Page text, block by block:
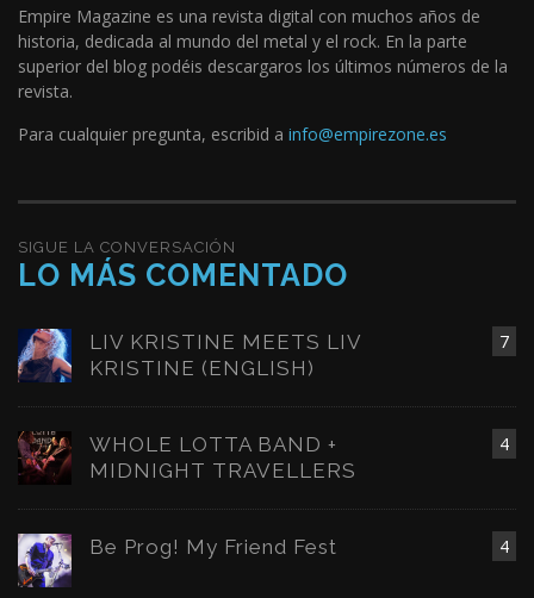
Empire Magazine es una revista digital con muchos años de
historia, dedicada al mundo del metal y el rock. En la parte
superior del blog podéis descargaros los últimos números de la
revista.
Para cualquier pregunta, escribid a info@empirezone.es
SIGUE LA CONVERSACIÓN
LO MÁS COMENTADO
7
LIV KRISTINE MEETS LIV
KRISTINE (ENGLISH)
4
WHOLE LOTTA BAND +
MIDNIGHT TRAVELLERS
4
Be Prog! My Friend Fest